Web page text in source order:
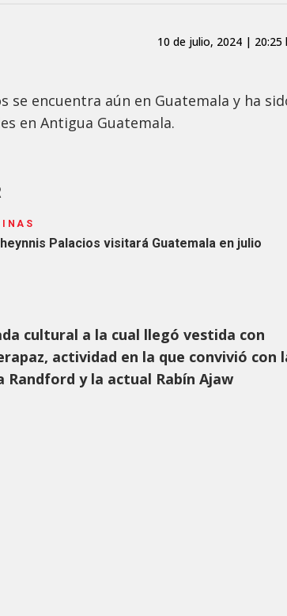
10 de julio, 2024 | 20:25
se encuentra aún en Guatemala y ha
en Antigua Guatemala.
Palacios visitará Guatemala en julio
cultural a la cual llegó vestida con
actividad en la que convivió con
Randford y la actual Rabín Ajaw